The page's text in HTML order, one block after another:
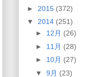
► 2015 (372)
▼ 2014 (251)
► 12月 (26)
► 11月 (28)
► 10月 (27)
▼ 9月 (23)